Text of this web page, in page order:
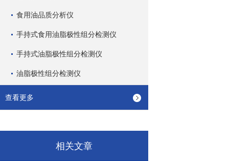
食用油品质分析仪
手持式食用油脂极性组分检测仪
手持式油脂极性组分检测仪
油脂极性组分检测仪
查看更多
相关文章